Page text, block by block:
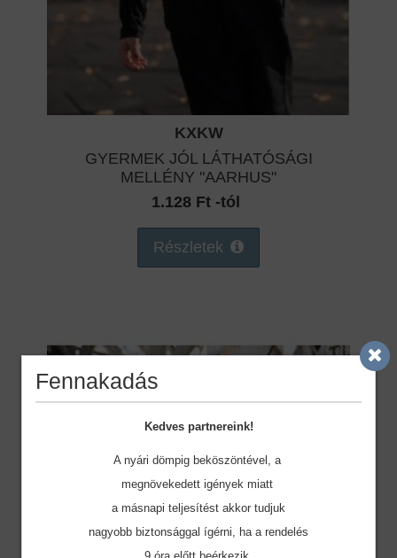
KXKW
GYERMEK JÓL LÁTHATÓSÁGI
MELLÉNY "AARHUS"
1.128 Ft -tól
Részletek
Fennakadás
Kedves partnereink!
A nyári dömpig beköszöntével, a
megnövekedett igények miatt
a másnapi teljesítést akkor tudjuk
nagyobb biztonsággal ígérni, ha a rendelés